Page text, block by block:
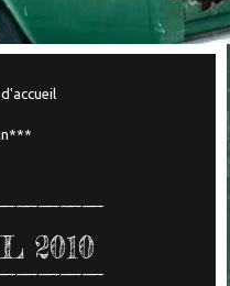
2010